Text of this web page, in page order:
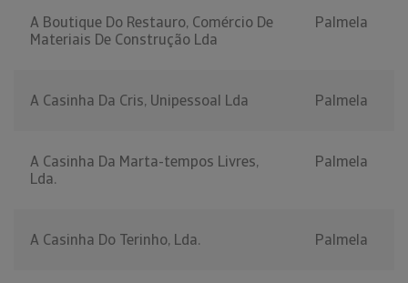
A Boutique Do Restauro, Comércio De
Materiais De Construção Lda
Palmela
A Casinha Da Cris, Unipessoal Lda Palmela
A Casinha Da Marta-tempos Livres,
Lda.
Palmela
A Casinha Do Terinho, Lda. Palmela